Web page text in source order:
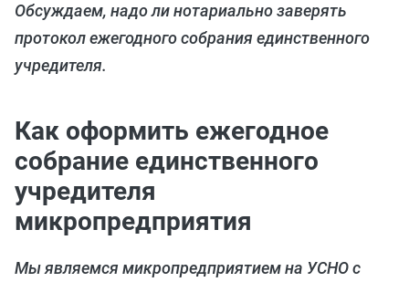
Обсуждаем, надо ли нотариально заверять
протокол ежегодного собрания единственного
учредителя.
Как оформить ежегодное
собрание единственного
учредителя
микропредприятия
Мы являемся микропредприятием на УСНО с